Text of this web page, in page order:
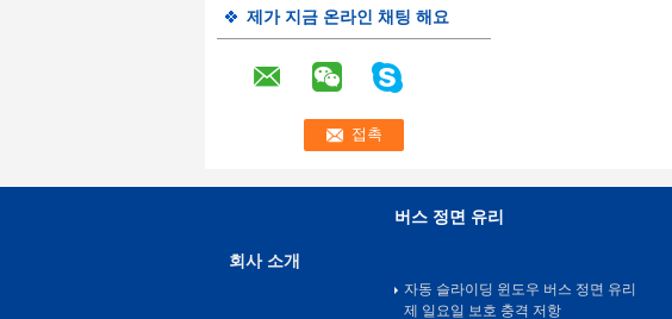
제가 지금 온라인 채팅 해요
회사 소개
버스 정면 유리
자동 슬라이딩 윈도우 버스 정면 유리
제 일요일 보호 충격 저항